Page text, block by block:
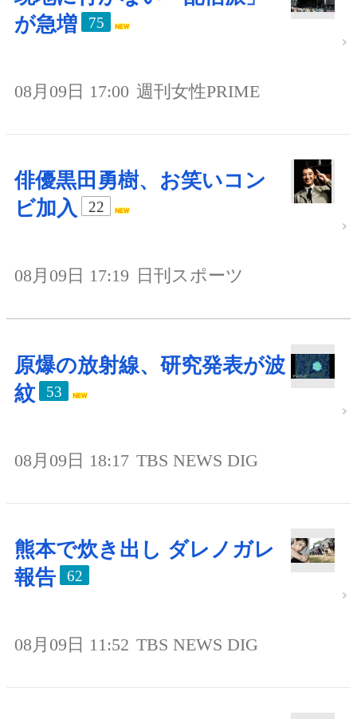
が急増
75
08月09日 17:00 週刊女性PRIME
俳優黒田勇樹、お笑いコン
ビ加入
22
08月09日 17:19 日刊スポーツ
原爆の放射線、研究発表が波
紋
53
08月09日 18:17 TBS NEWS DIG
熊本で炊き出し ダレノガレ
報告
62
08月09日 11:52 TBS NEWS DIG